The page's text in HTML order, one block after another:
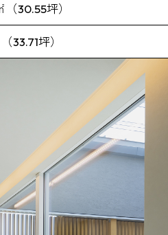
（30.55坪）
33.71坪）